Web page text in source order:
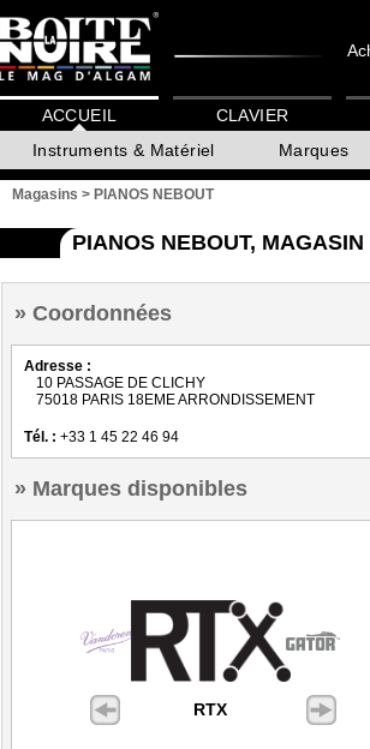
ACCUEIL
Instruments & Matériel
Marques
CLAVIER
Magasins > PIANOS NEBOUT
PIANOS NEBOUT,
Coordonnées
Adresse :
10 PASSAGE DE CLICHY
75018 PARIS 18EME ARRONDISSEMENT
Tél. : +33 1 45 22 46 94
Marques disponibles
RTX